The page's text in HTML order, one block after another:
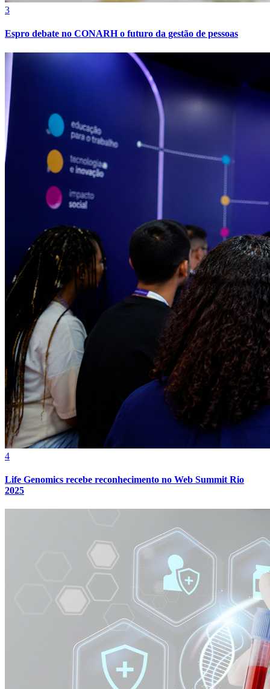
Botafogo
Grêmio
3
Espro debate no CONARH o futuro da gestão de pessoas
4
Life Genomics recebe reconhecimento no Web Summit Rio
2025